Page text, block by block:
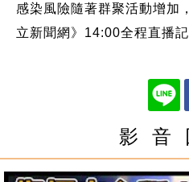
感染風險隨著群聚活動增加
立新聞網》14:00全程直播記
影 音